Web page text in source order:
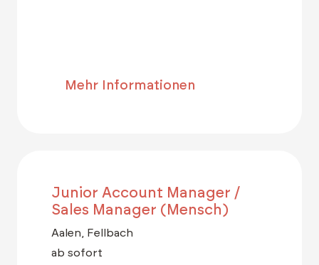
Mehr Informationen
Junior Account Manager /
Sales Manager (Mensch)
Aalen, Fellbach
ab sofort